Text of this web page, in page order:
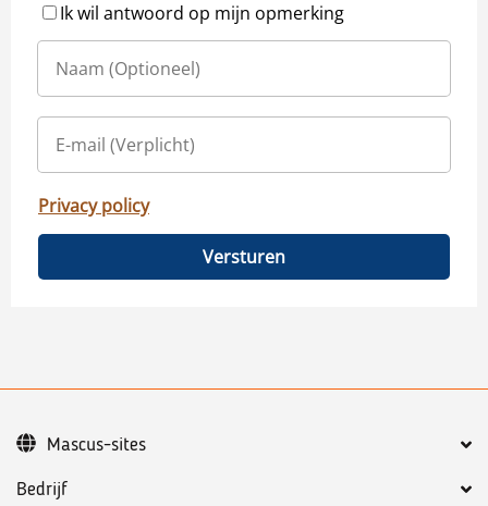
Ik wil antwoord op mijn opmerking
Privacy policy
Versturen
Bedrijf
Mascus-sites